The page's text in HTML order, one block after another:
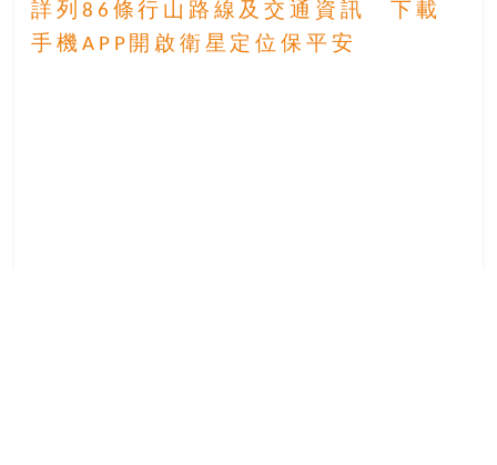
詳列86條行山路線及交通資訊 下載
手機APP開啟衛星定位保平安